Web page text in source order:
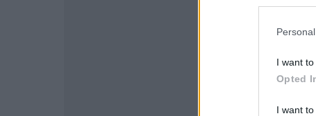
I want
Opted
I want